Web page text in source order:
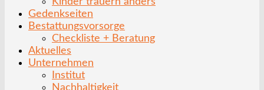
Gedenkseiten
Bestattungsvorsorge
Checkliste + Beratung
Aktuelles
Unternehmen
Institut
Nachhaltigkeit